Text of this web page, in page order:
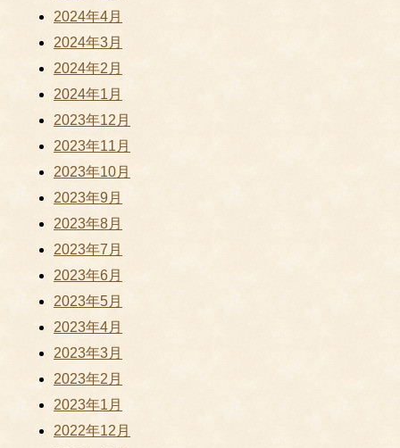
2024年4月
2024年3月
2024年2月
2024年1月
2023年12月
2023年11月
2023年10月
2023年9月
2023年8月
2023年7月
2023年6月
2023年5月
2023年4月
2023年3月
2023年2月
2023年1月
2022年12月